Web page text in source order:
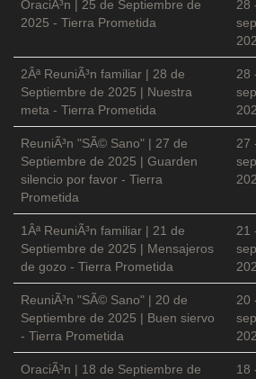
OraciÃ³n | 25 de Septiembre de
2025 - Tierra Prometida
28
2Âª ReuniÃ³n familiar | 28 de
Septiembre de 2025 | Nuestra
meta - Tierra Prometida
28
ReuniÃ³n "SÃ© Sano" | 27 de
Septiembre de 2025 | Guarden
silencio por favor - Tierra
Prometida
27
1Âª ReuniÃ³n familiar | 21 de
Septiembre de 2025 | Mensajeros
de gozo - Tierra Prometida
21
ReuniÃ³n "SÃ© Sano" | 20 de
Septiembre de 2025 | Buen siervo
- Tierra Prometida
20
OraciÃ³n | 18 de Septiembre de
18